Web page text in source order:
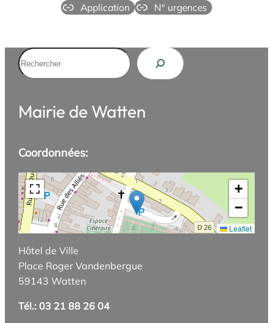
Application
N° urgences
Rechercher
Mairie de Watten
Coordonnées:
+
−
Leaflet
Hôtel de Ville
Place Roger Vandenbergue
59143 Watten
Tél.: 03 21 88 26 04